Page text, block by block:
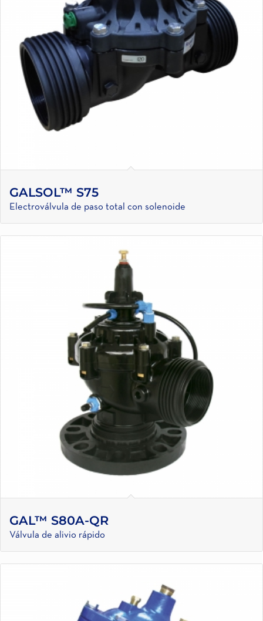
GALSOL™ S75
Electroválvula de paso total con solenoide
GAL™ S80A-QR
Válvula de alivio rápido